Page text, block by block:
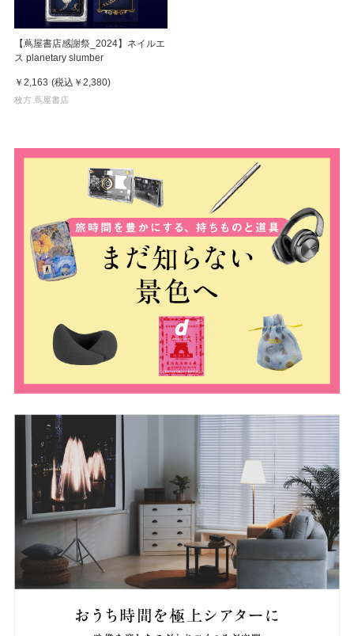
【蔦屋書店感謝祭_2024】ネイルエ
ス planetary slumber
￥2,163 (税込 ￥2,380)
枚方 蔦屋書店